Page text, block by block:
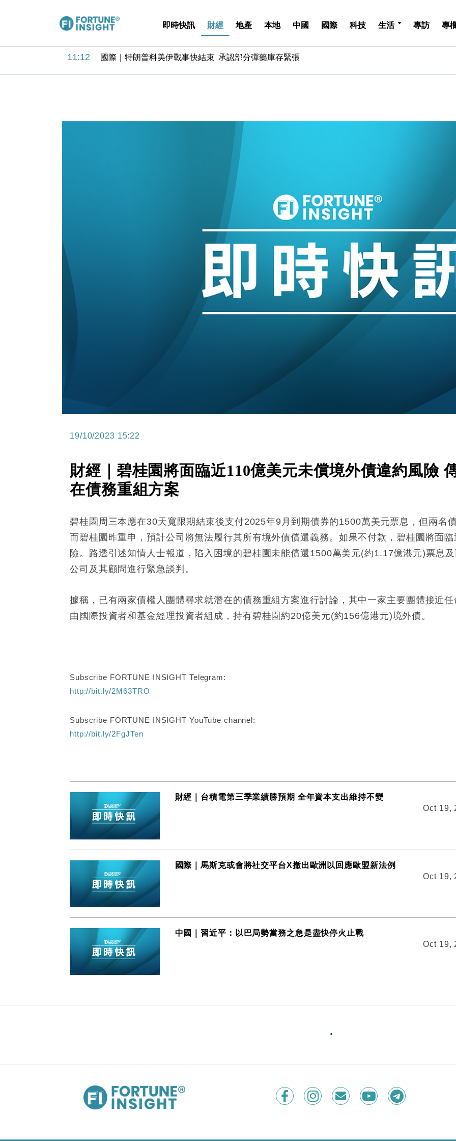
即時快訊 財經 地產 本地 中國 國際 科技 生活 專訪 專
11:12 國際｜特朗普料美伊戰事快結束 承認部分彈藥庫存緊張
12:30 財經｜香港7月PMI回落至51 企業擴張放慢兼縮減人手
財經｜黑石傳再籌逾360億美元 支援Anthropic租用Google晶片
財經｜美商務部擬擴大金屬關稅範圍 14類產品或加徵25%
本地｜新世界K11 9月升級會員制度 增鉑金卡級別鎖定高消費客群
財經｜本港6月零售額連升14個月 珠寶鐘錶銷售升勢最強
國際｜特朗普料美伊戰事快結束 承認部分彈藥庫存緊張
財經｜SA售股自救後再出手 斥4億美元押注未上市公司
財經｜精星香港夥菜鳥拓全球智慧倉儲市場 加快海外市場落地
地產｜大酒店中期轉賺2300萬元 斥21億翻新香港及東京半島
國際｜特朗普赴洛杉磯高球場活動前 男子攜槍彈被捕
財經｜香港7月PMI回落至51 企業擴張放慢兼縮減人手
11:40 財經｜黑石傳再籌逾360億美元 支援Anthropic租用Google晶片
10:57 財經｜美商務部擬擴大金屬關稅範圍 14類產品或加徵25%
18:15 本地｜新世界K11 9月升級會員制度 增鉑金卡級別鎖定高消費客群
財經｜本港6月零售額連升14個月 珠寶鐘錶銷售升勢最強
19/10/2023 15:22
財經｜碧桂園將面臨近110億美元未償境外債違約風險
在債務重組方案
碧桂園周三本應在30天寬限期結束後支付2025年9月到期債券的1500萬美元票息，但兩名
而碧桂園昨重申，預計公司將無法履行其所有境外債償還義務。如果不付款，碧桂園將面
險。路透引述知情人士報道，陷入困境的碧桂園未能償還1500萬美元(約1.17億港元)票息
公司及其顧問進行緊急談判。
據稱，已有兩家債權人團體尋求就潛在的債務重組方案進行討論，其中一家主要團體接近
由國際投資者和基金經理投資者組成，持有碧桂園約20億美元(約156億港元)境外債。
Subscribe FORTUNE INSIGHT Telegram:
http://bit.ly/2M63TRO
Subscribe FORTUNE INSIGHT YouTube channel:
http://bit.ly/2FgJTen
財經｜台積電第三季業績勝預期 全年資本支出維持不變
Oct 19,
國際｜馬斯克或會將社交平台X撤出歐洲以回應歐盟新法例
Oct 19,
中國｜習近平：以巴局勢當務之急是盡快停火止戰
Oct 19,
19/10/2023 15:21